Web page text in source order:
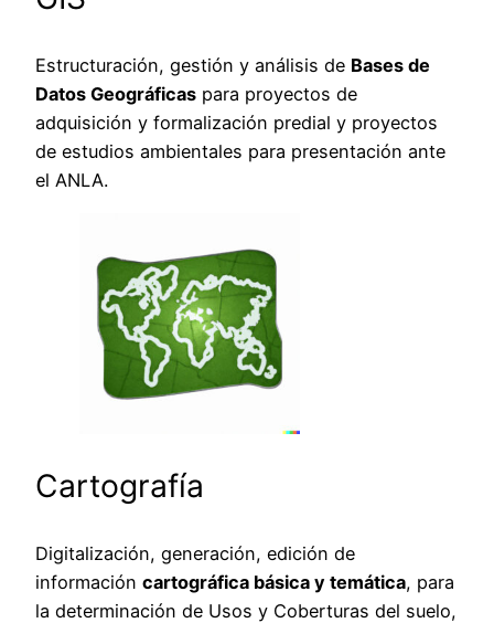
Estructuración, gestión y análisis de Bases de
Datos Geográficas para proyectos de
adquisición y formalización predial y proyectos
de estudios ambientales para presentación ante
el ANLA.
Cartografía
Digitalización, generación, edición de
información cartográfica básica y temática, para
la determinación de Usos y Coberturas del suelo,